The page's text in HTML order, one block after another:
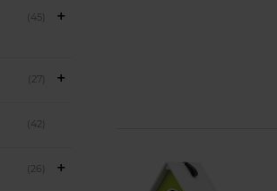
(45)
(27)
(42)
(26)